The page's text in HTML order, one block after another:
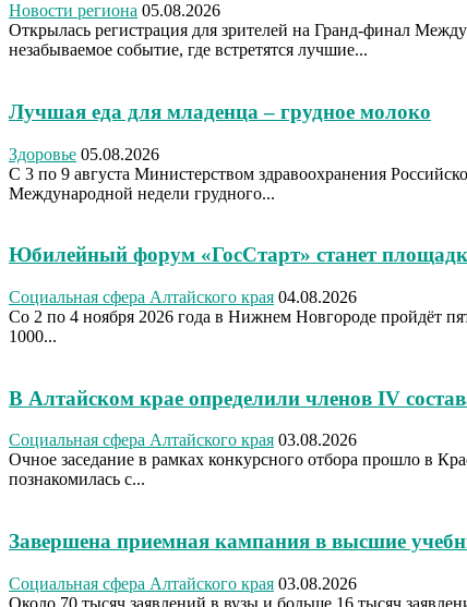
Новости региона 05.08.2026
Открылась регистрация для зрителей на Гранд-финал
незабываемое событие, где встретятся лучшие...
Лучшая еда для младенца – грудное молоко
Здоровье 05.08.2026
С 3 по 9 августа Министерством здравоохранения
Международной недели грудного...
Юбилейный форум «ГосСтарт» станет
Социальная сфера Алтайского края 04.08.2026
Со 2 по 4 ноября 2026 года в Нижнем Новгороде пройдёт
1000...
В Алтайском крае определили членов IV
Социальная сфера Алтайского края 03.08.2026
Очное заседание в рамках конкурсного отбора прошло в
познакомилась с...
Завершена приемная кампания в высшие
Социальная сфера Алтайского края 03.08.2026
Около 70 тысяч заявлений в вузы и больше 16 тысяч